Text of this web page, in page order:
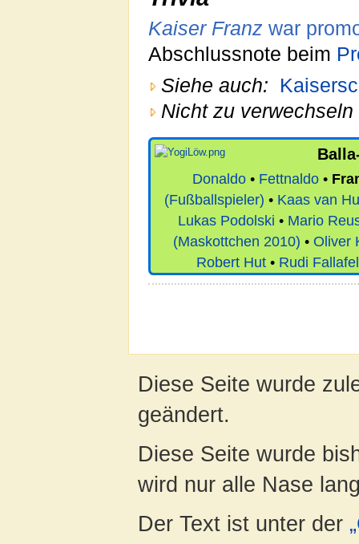
Kaiser Franz war
Abschlussnote beim
Siehe auch:
Nicht zu verwechseln
Donaldo• Fettnaldo•
(Fußballspieler) • Kaas van
Lukas Podolski • Mario
(Maskottchen 2010) • Oliver
Robert Hut• Rudi Fallafel
Diese Seite wurde
geändert.
Diese Seite wurde
wird nur alle Nase
Der Text ist unter der